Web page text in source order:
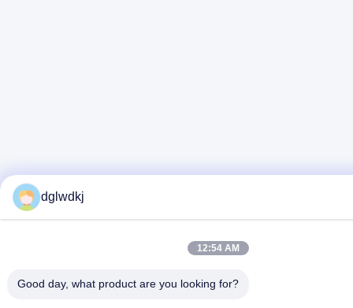
dglwdkj
12:54 AM
Good day, what product are you looking for?